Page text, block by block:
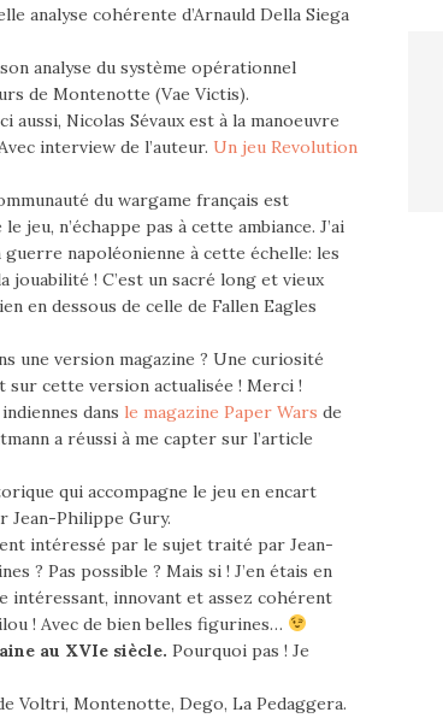
analyse cohérente d’Arnauld Della Siega
analyse du système opérationnel
de Montenotte (Vae Victis).
aussi, Nicolas Sévaux est à la manoeuvre
interview de l’auteur. Un jeu Revolution
du wargame français est
n’échappe pas à cette ambiance. J’ai
guerre napoléonienne à cette échelle: les
jouabilité ! C’est un sacré long et vieux
en dessous de celle de Fallen Eagles
une version magazine ? Une curiosité
sur cette version actualisée ! Merci !
dans le magazine Paper Wars de
a réussi à me capter sur l’article
qui accompagne le jeu en encart
Jean-Philippe Gury.
intéressé par le sujet traité par Jean-
? Pas possible ? Mais si ! J’en étais en
intéressant, innovant et assez cohérent
! Avec de bien belles figurines…
au XVIe siècle. Pourquoi pas ! Je
Voltri, Montenotte, Dego, La Pedaggera.